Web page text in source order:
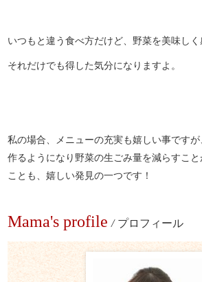
いつもと違う食べ方だけど、野菜を美味しく
それだけでも得した気分になりますよ。
私の場合、メニューの充実も嬉しい事です
作るようになり野菜の生ごみ量を減らすこ
ことも、嬉しい発見の一つです！
Mama's profile / プロフィール